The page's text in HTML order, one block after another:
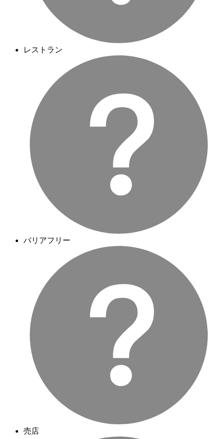
レストラン
バリアフリー
売店